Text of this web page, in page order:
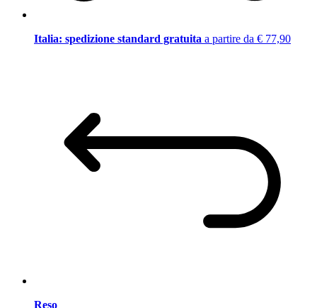
Italia: spedizione standard gratuita a partire da € 77,90
Reso